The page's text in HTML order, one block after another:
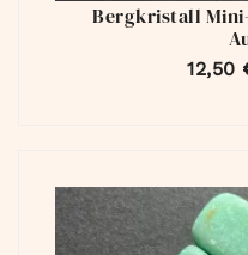
Bergkristall
12,50